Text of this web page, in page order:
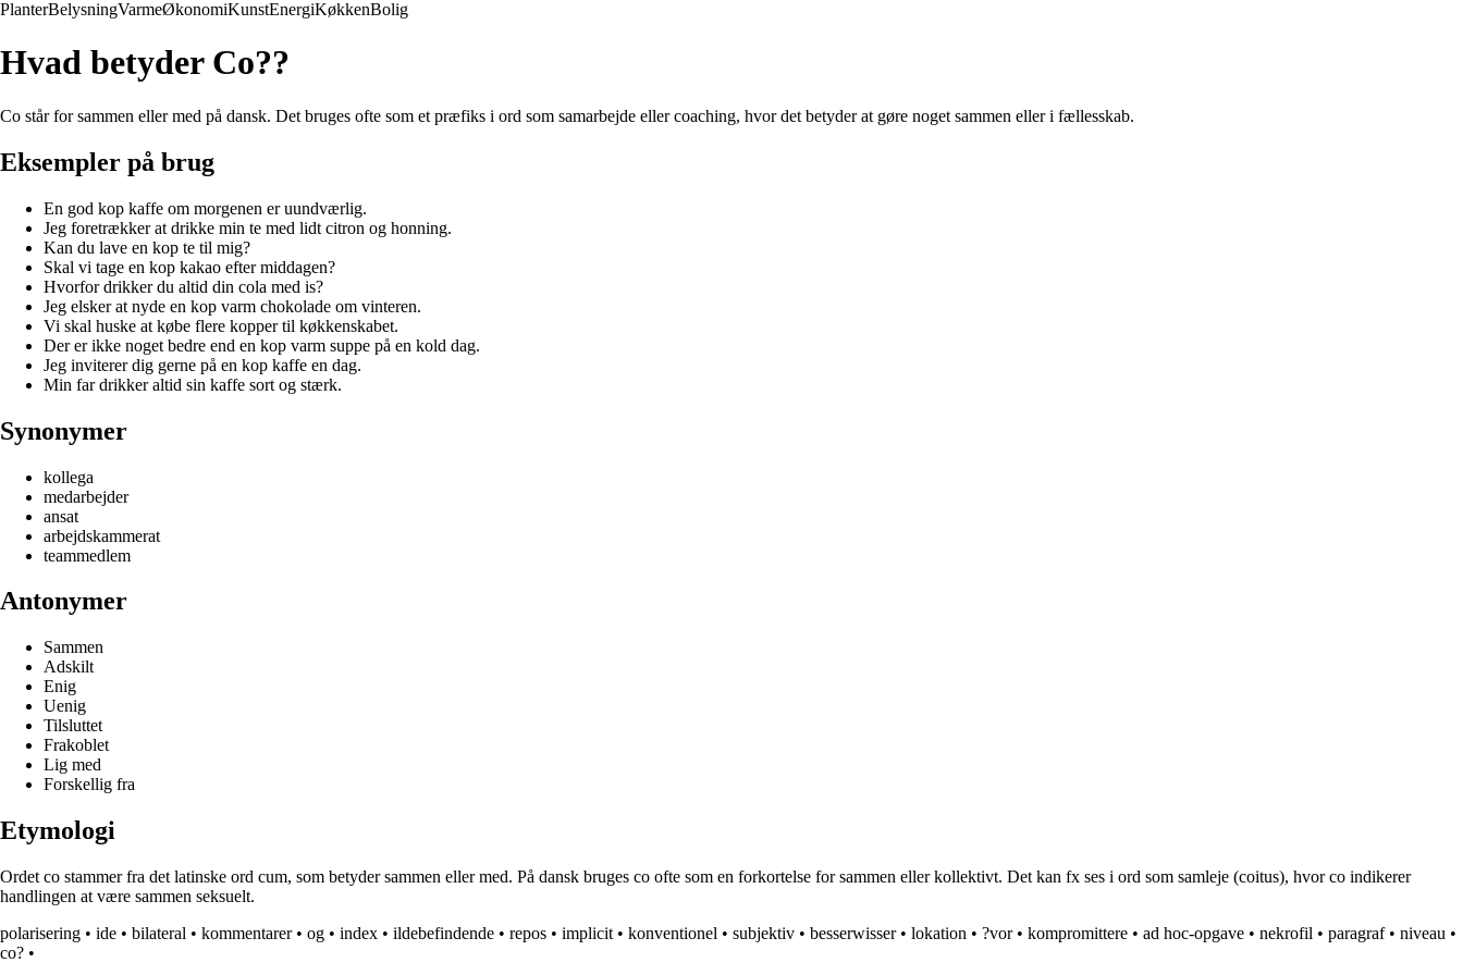
PlanterBelysningVarmeØkonomiKunstEnergiKøkkenBolig
Hvad betyder Co??
Co står for sammen eller med på dansk. Det bruges ofte som et præfiks i ord som samarbejde eller coaching, hvor det betyder at gøre noget sammen eller i fællesskab.
Eksempler på brug
En god kop kaffe om morgenen er uundværlig.
Jeg foretrækker at drikke min te med lidt citron og honning.
Kan du lave en kop te til mig?
Skal vi tage en kop kakao efter middagen?
Hvorfor drikker du altid din cola med is?
Jeg elsker at nyde en kop varm chokolade om vinteren.
Vi skal huske at købe flere kopper til køkkenskabet.
Der er ikke noget bedre end en kop varm suppe på en kold dag.
Jeg inviterer dig gerne på en kop kaffe en dag.
Min far drikker altid sin kaffe sort og stærk.
Synonymer
kollega
medarbejder
ansat
arbejdskammerat
teammedlem
Antonymer
Sammen
Adskilt
Enig
Uenig
Tilsluttet
Frakoblet
Lig med
Forskellig fra
Etymologi
Ordet co stammer fra det latinske ord cum, som betyder sammen eller med. På dansk bruges co ofte som en forkortelse for sammen eller kollektivt. Det kan fx ses i ord som samleje (coitus), hvor co indikerer
handlingen at være sammen seksuelt.
polarisering • ide • bilateral • kommentarer• og • index • ildebefindende • repos • implicit • konventionel • subjektiv • besserwisser• lokation • ?vor• kompromittere • ad hoc-opgave • nekrofil • paragraf• niveau •
co? •